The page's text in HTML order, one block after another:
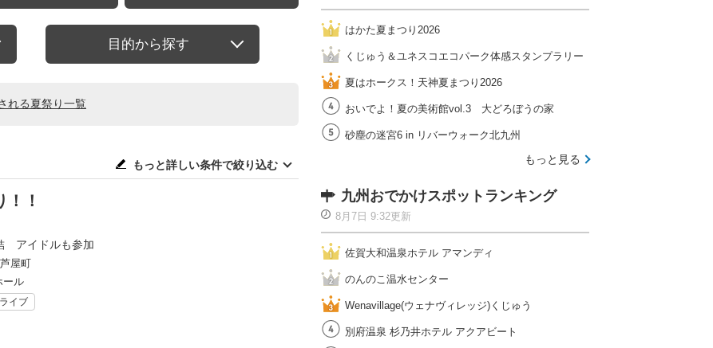
目的から探す
れる夏祭り一覧
もっと詳しい条件で絞り込む
！
アイドルも参加
屋町
ール
イブ
はかた夏まつり2026
くじゅう＆ユネスコエコパーク体感スタンプラリー
夏はホークス！天神夏まつり2026
おいでよ！夏の美術館vol.3 大どろぼうの家
砂塵の迷宮6 in リバーウォーク北九州
もっと見る
九州おでかけスポットランキング
8月7日 9:32更新
佐賀大和温泉ホテル アマンディ
のんのこ温水センター
Wenavillage(ウェナヴィレッジ)くじゅう
別府温泉 杉乃井ホテル アクアビート